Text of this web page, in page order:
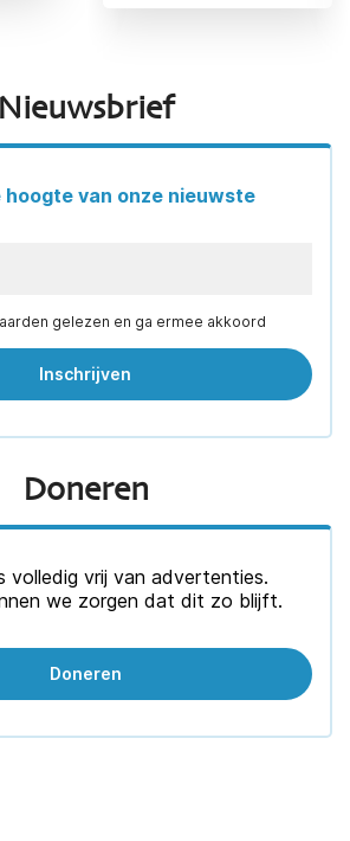
Nieuwsbrief
hoogte van onze nieuwste
gelezen en ga ermee akkoord
Doneren
volledig vrij van advertenties.
we zorgen dat dit zo blijft.
Doneren